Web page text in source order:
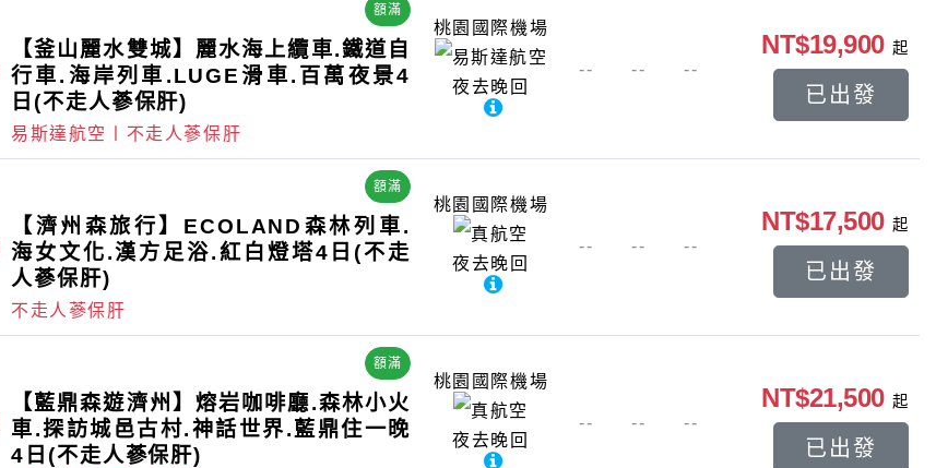
額滿
【釜山麗水雙城】麗水海上纜車.鐵道自
行車.海岸列車.LUGE滑車.百萬夜景4
日(不走人蔘保肝)
易斯達航空〡不走人蔘保肝
桃園國際機場
易斯達航空
夜去晚回
-- -- --
NT$19,900 起
已出發
額滿
【濟州森旅行】ECOLAND森林列車.
海女文化.漢方足浴.紅白燈塔4日(不走
人蔘保肝)
不走人蔘保肝
桃園國際機場
真航空
夜去晚回
-- -- --
NT$17,500 起
已出發
額滿
【藍鼎森遊濟州】熔岩咖啡廳.森林小火
車.探訪城邑古村.神話世界.藍鼎住一晚
4日(不走人蔘保肝)
桃園國際機場
真航空
夜去晚回
-- -- --
NT$21,500 起
已出發